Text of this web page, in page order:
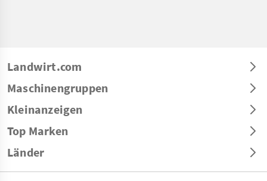
Landwirt.com
Maschinengruppen
Kleinanzeigen
Top Marken
Länder